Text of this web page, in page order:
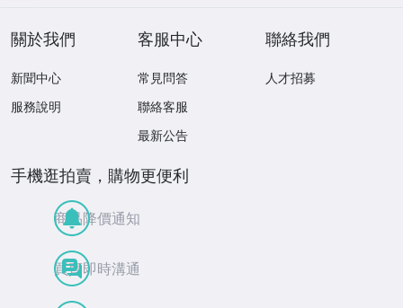
關於我們
新聞中心
服務說明
客服中心
常見問答
聯絡客服
最新公告
聯絡我們
人才招募
手機逛拍賣，購物更便利
商品降價通知
買賣即時溝通